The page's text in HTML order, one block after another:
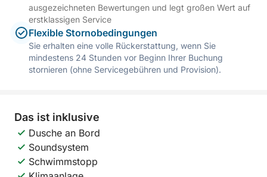
ausgezeichneten Bewertungen und legt großen Wert auf
erstklassigen Service
Flexible Stornobedingungen
Sie erhalten eine volle Rückerstattung, wenn Sie
mindestens 24 Stunden vor Beginn Ihrer Buchung
stornieren (ohne Servicegebühren und Provision).
Das ist inklusive
Dusche an Bord
Soundsystem
Schwimmstopp